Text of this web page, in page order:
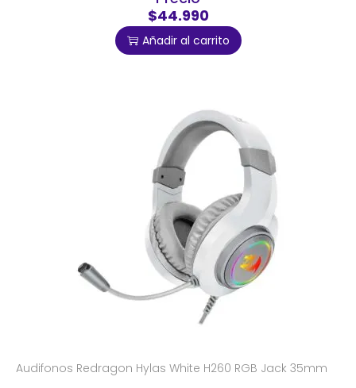
$44.990
Añadir al carrito
Audifonos Redragon Hylas White H260 RGB Jack 35mm